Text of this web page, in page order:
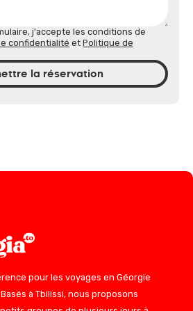
j'accepte les conditions de
confidentialité et Politique de
la réservation
pour les voyages en Géorgie
à Tbilissi, nous proposons